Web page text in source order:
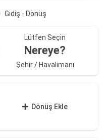
Gidiş - Dönüş
Lütfen Seçin
Nereye?
Şehir / Havalimanı
Dönüş Ekle